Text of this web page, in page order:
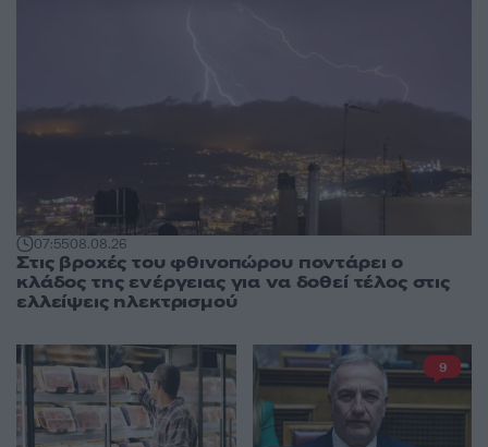
07:5508.08.26
Στις βροχές του φθινοπώρου ποντάρει ο
κλάδος της ενέργειας για να δοθεί τέλος στις
ελλείψεις ηλεκτρισμού
9